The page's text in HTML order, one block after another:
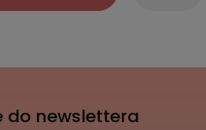
do newslettera